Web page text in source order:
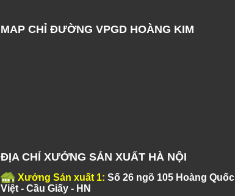
MAP CHỈ ĐƯỜNG VPGD HOÀNG KIM
ĐỊA CHỈ XƯỞNG SẢN XUẤT HÀ NỘI
Xưởng Sản xuất 1: Số 26 ngõ 105 Hoàng Quốc
Việt - Cầu Giấy - HN